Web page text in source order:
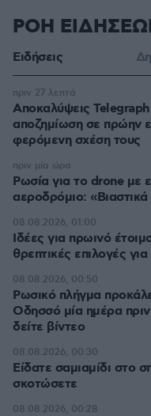
ΡΟΗ
Ειδήσεις
Αποκαλύψεις
αποζημίωση σε πρώην
φερόμενη σχέση τους
πριν 27 λεπτά
Ρωσία για το drone με
αεροδρόμιο:
πριν μία ώρα
Ιδέες για πρωινό
θρεπτικές επιλογές
08.08.2026, 01:00
Ρωσικό πλήγμα
Οδησσό μία ημέρα
δείτε βίντεο
08.08.2026, 00:50
Είδατε σαμιαμίδι στο
σκοτώσετε
08.08.2026, 00:30
08.08.2026, 00:28